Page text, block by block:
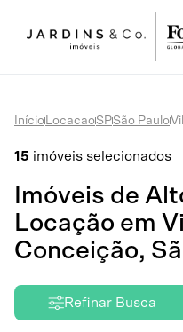
Início LocacaoSPSão Paulo
15 imóveis selecionados
Imóveis de
Locação em
Conceição,
Refinar Busca